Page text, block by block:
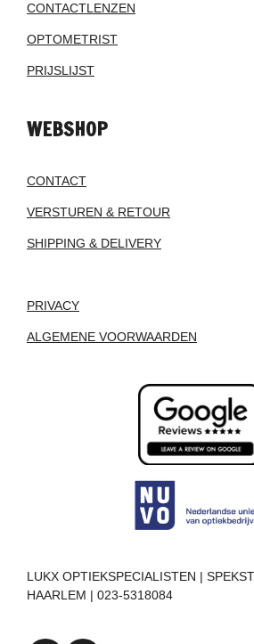
CONTACTLENZEN
OPTOMETRIST
PRIJSLIJST
WEBSHOP
CONTACT
VERSTUREN & RETOUR
SHIPPING & DELIVERY
PRIVACY
ALGEMENE VOORWAARDEN
LUKX OPTIEKSPECIALISTEN |
HAARLEM | 023-5318084